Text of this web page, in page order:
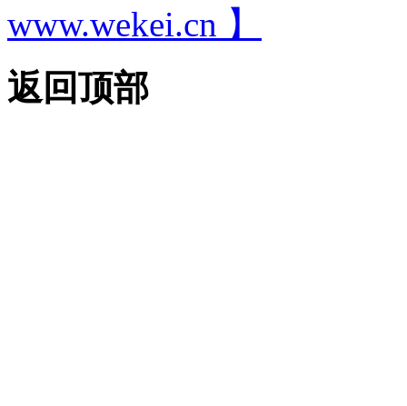
www.wekei.cn 】
返回顶部